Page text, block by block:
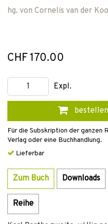
hg. von Cornelis van der
CHF 170.00
Expl.
bestellen
Für die Subskription der ganzen
Verlag oder eine Buchhandlung.
Lieferbar
Zum Buch Downloads
Reihe